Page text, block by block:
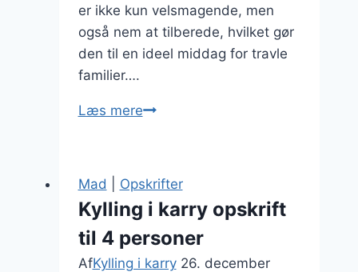
er ikke kun velsmagende, men
også nem at tilberede, hvilket gør
den til en ideel middag for travle
familier….
Læs mereKylling
til
4
personer:
Familievenlig
Mad Opskrifter
Kylling i karry opskrift
til 4 personer
AfKylling i karry 26. december